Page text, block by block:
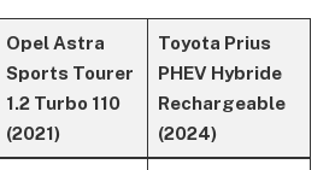
Opel Astra
Sports Tourer
1.2 Turbo 110
(2021)
Toyota Prius
PHEV Hybride
Rechargeable
(2024)